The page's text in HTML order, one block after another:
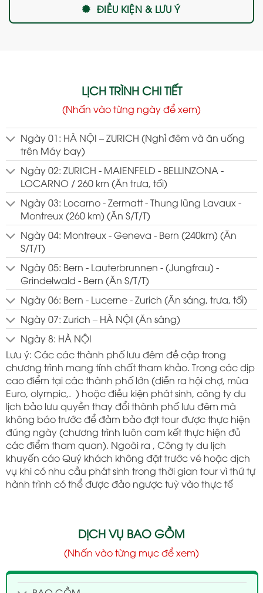
LỊCH TRÌNH CHI TIẾT
(Nhấn vào từng ngày để xem)
Ngày 01: HÀ NỘI – ZURICH (Nghỉ đêm và ăn uống
trên Máy bay)
Ngày 02: ZURICH - MAIENFELD - BELLINZONA -
LOCARNO / 260 km (Ăn trưa, tối)
Ngày 03: Locarno - Zermatt - Thung lũng Lavaux -
Montreux (260 km) (Ăn S/T/T)
Ngày 04: Montreux - Geneva - Bern (240km) (Ăn
S/T/T)
Ngày 05: Bern - Lauterbrunnen - (Jungfrau) -
Grindelwald - Bern (Ăn S/T/T)
Ngày 06: Bern - Lucerne - Zurich (Ăn sáng, trưa, tối)
Ngày 07: Zurich – HÀ NỘI (Ăn sáng)
Ngày 8: HÀ NỘI
Lưu ý: Các các thành phố lưu đêm đề cập trong
chương trình mang tính chất tham khảo. Trong các dịp
cao điểm tại các thành phố lớn (diễn ra hội chợ, mùa
Euro, olympic,. ) hoặc điều kiện phát sinh, công ty du
lịch bảo lưu quyền thay đổi thành phố lưu đêm mà
không báo trước để đảm bảo đợt tour được thực hiện
đúng ngày (chương trình luôn cam kết thực hiện đủ
các điểm tham quan). Ngoài ra , Công ty du lịch
khuyến cáo Quý khách không đặt trước vé hoặc dịch
vụ khi có nhu cầu phát sinh trong thời gian tour vì thứ tự
hành trình có thể được đảo ngược tuỳ vào thực tế
DỊCH VỤ BAO GỒM
(Nhấn vào từng mục để xem)
ĐIỀU KIỆN & LƯU Ý